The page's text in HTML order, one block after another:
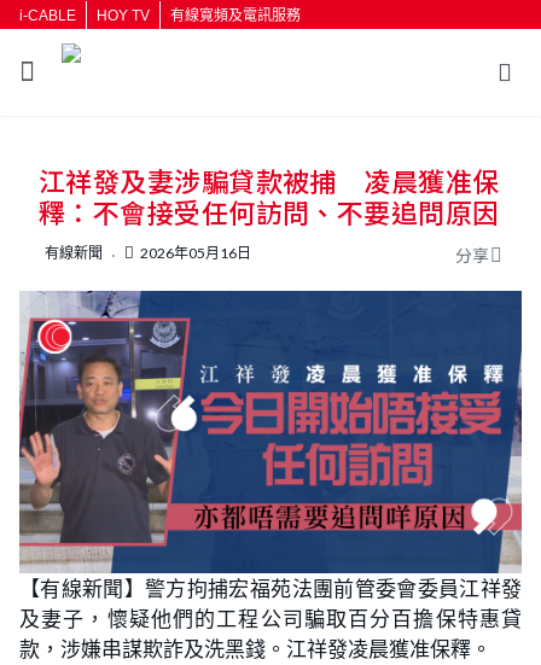
i-CABLE HOY TV 有線寬頻及電訊服務
按輸入鍵開始搜尋
江祥發及妻涉騙貸款被捕 凌晨獲准保
釋：不會接受任何訪問、不要追問原因
有線新聞 2026年05月16日 分享
【有線新聞】警方拘捕宏福苑法團前管委會委員江祥發
及妻子，懷疑他們的工程公司騙取百分百擔保特惠貸
款，涉嫌串謀欺詐及洗黑錢。江祥發凌晨獲准保釋。